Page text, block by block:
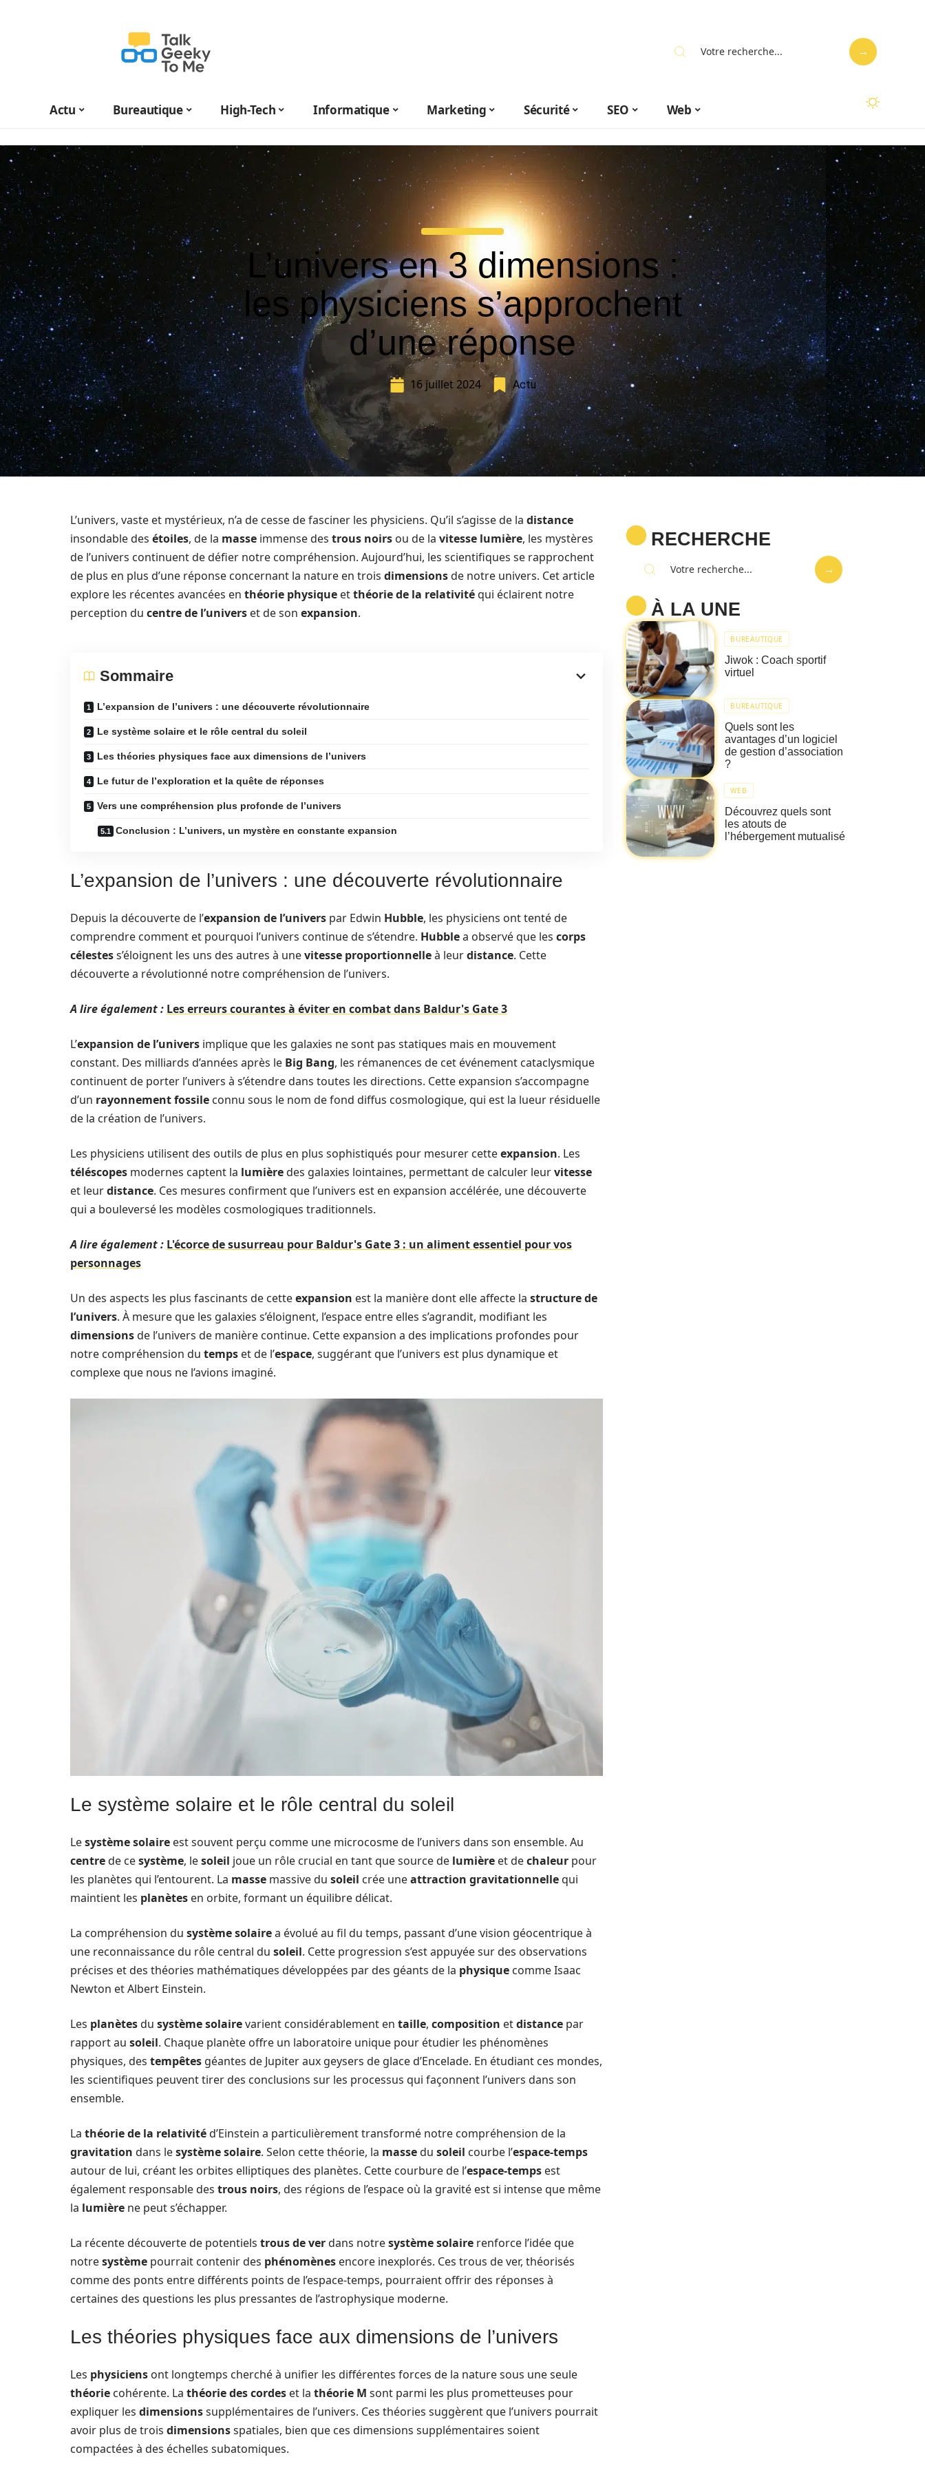
Actu Bureautique High-Tech Informatique Marketing Sécurité SEO Web
L’univers en 3 dimensions :
les physiciens s’approchent
d’une réponse
16 juillet 2024 Actu
L’univers, vaste et mystérieux, n’a de cesse de fasciner les physiciens. Qu’il s’agisse de la distance
insondable des étoiles, de la masse immense des trous noirs ou de la vitesse lumière, les mystères
de l’univers continuent de défier notre compréhension. Aujourd’hui, les scientifiques se rapprochent
de plus en plus d’une réponse concernant la nature en trois dimensionsde notre univers. Cet article
explore les récentes avancées en théorie physique etthéorie de la relativitéqui éclairent notre
perception du centre de l’univers et de son expansion.
Sommaire
L’expansion de l’univers : une découverte révolutionnaire
Le système solaire et le rôle central du soleil
Les théories physiques face aux dimensions de l’univers
Le futur de l’exploration et la quête de réponses
Vers une compréhension plus profonde de l’univers
Conclusion : L’univers, un mystère en constante expansion
L’expansion de l’univers : une découverte révolutionnaire
Depuis la découverte de l’expansion de l’univers par Edwin Hubble, les physiciens ont tenté de
comprendre comment et pourquoi l’univers continue de s’étendre. Hubblea observé que les corps
célestess’éloignent les uns des autres à unevitesse proportionnelleà leurdistance. Cette
découverte a révolutionné notre compréhension de l’univers.
A lire également : Les erreurs courantes à éviter en combat dans Baldur's Gate 3
L’expansion de l’univers implique que les galaxies ne sont pas statiques mais en mouvement
constant. Des milliards d’années après le Big Bang, les rémanences de cet événement cataclysmique
continuent de porter l’univers à s’étendre dans toutes les directions. Cette expansion s’accompagne
d’un rayonnement fossile connu sous le nom de fond diffus cosmologique, qui est la lueur résiduelle
de la création de l’univers.
Les physiciens utilisent des outils de plus en plus sophistiqués pour mesurer cetteexpansion. Les
téléscopes modernes captent la lumièredes galaxies lointaines, permettant de calculer leurvitesse
et leurdistance. Ces mesures confirment que l’univers est en expansion accélérée, une découverte
qui a bouleversé les modèles cosmologiques traditionnels.
A lire également : L'écorce de susurreau pour Baldur's Gate 3 : un aliment essentiel pour vos
personnages
Un des aspects les plus fascinants de cetteexpansion est la manière dont elle affecte la structure de
l’univers. À mesure que les galaxies s’éloignent, l’espace entre elles s’agrandit, modifiant les
dimensionsde l’univers de manière continue. Cette expansion a des implications profondes pour
notre compréhension du temps et de l’espace, suggérant que l’univers est plus dynamique et
complexe que nous ne l’avions imaginé.
Le système solaire et le rôle central du soleil
Lesystème solaire est souvent perçu comme une microcosme de l’univers dans son ensemble. Au
centrede cesystème, lesoleil joue un rôle crucial en tant que source de lumière et dechaleur pour
les planètes qui l’entourent. La masse massive du soleil crée uneattraction gravitationnellequi
maintient les planètes en orbite, formant un équilibre délicat.
La compréhension du système solairea évolué au fil du temps, passant d’une vision géocentrique à
une reconnaissance du rôle central du soleil. Cette progression s’est appuyée sur des observations
précises et des théories mathématiques développées par des géants de la physique comme Isaac
Newton et Albert Einstein.
Les planètesdu système solairevarient considérablement en taille, composition etdistance par
rapport au soleil. Chaque planète offre un laboratoire unique pour étudier les phénomènes
physiques, des tempêtes géantes de Jupiter aux geysers de glace d’Encelade. En étudiant ces mondes,
les scientifiques peuvent tirer des conclusions sur les processus qui façonnent l’univers dans son
ensemble.
La théorie de la relativitéd’Einstein a particulièrement transformé notre compréhension de la
gravitation dans lesystème solaire. Selon cette théorie, la massedu soleil courbe l’espace-temps
autour de lui, créant les orbites elliptiques des planètes. Cette courbure de l’espace-temps est
également responsable des trous noirs, des régions de l’espace où la gravité est si intense que même
la lumière ne peut s’échapper.
La récente découverte de potentiels trous de verdans notresystème solaire renforce l’idée que
notresystème pourrait contenir des phénomènes encore inexplorés. Ces trous de ver, théorisés
comme des ponts entre différents points de l’espace-temps, pourraient offrir des réponses à
certaines des questions les plus pressantes de l’astrophysique moderne.
Les théories physiques face aux dimensions de l’univers
Les physiciens ont longtemps cherché à unifier les différentes forces de la nature sous une seule
théorie cohérente. La théorie des cordes et la théorie M sont parmi les plus prometteuses pour
expliquer les dimensionssupplémentaires de l’univers. Ces théories suggèrent que l’univers pourrait
avoir plus de trois dimensionsspatiales, bien que ces dimensions supplémentaires soient
compactées à des échelles subatomiques.
RECHERCHE
À LA UNE
BUREAUTIQUE
Jiwok : Coach sportif
virtuel
BUREAUTIQUE
Quels sont les
avantages d’un logiciel
de gestion d’association
?
WEB
Découvrez quels sont
les atouts de
l’hébergement mutualisé